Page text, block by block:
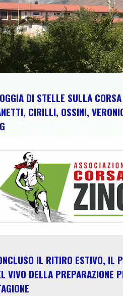
DI STELLE SULLA
CIRILLI, OSSINI,
IL RITIRO ESTIVO, IL
VIVO DELLA PREPARAZIONE